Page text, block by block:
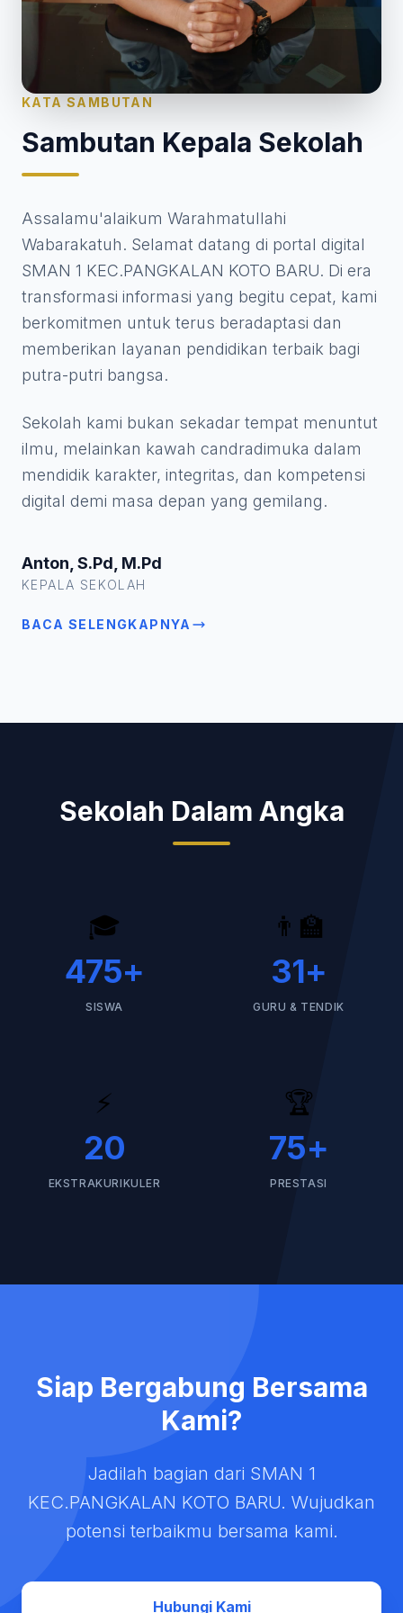
KATA SAMBUTAN
Sambutan Kepala Sekolah
Assalamu'alaikum Warahmatullahi
Wabarakatuh. Selamat datang di portal digital
SMAN 1 KEC.PANGKALAN KOTO BARU. Di era
transformasi informasi yang begitu cepat, kami
berkomitmen untuk terus beradaptasi dan
memberikan layanan pendidikan terbaik bagi
putra-putri bangsa.
Sekolah kami bukan sekadar tempat menuntut
ilmu, melainkan kawah candradimuka dalam
mendidik karakter, integritas, dan kompetensi
digital demi masa depan yang gemilang.
Anton, S.Pd, M.Pd
KEPALA SEKOLAH
BACA SELENGKAPNYA
Sekolah Dalam Angka
🎓
475+
SISWA
👨‍🏫
31+
GURU & TENDIK
⚡
20
EKSTRAKURIKULER
🏆
75+
PRESTASI
Siap Bergabung Bersama
Kami?
Jadilah bagian dari SMAN 1
KEC.PANGKALAN KOTO BARU. Wujudkan
potensi terbaikmu bersama kami.
Hubungi Kami